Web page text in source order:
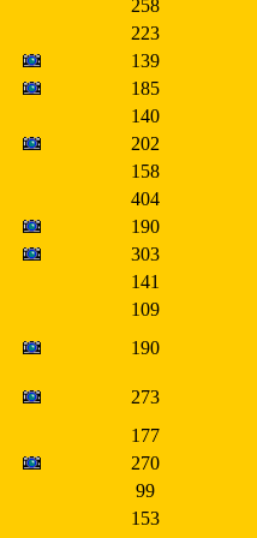
258
223
139
185
140
202
158
404
190
303
141
109
190
273
177
270
99
153